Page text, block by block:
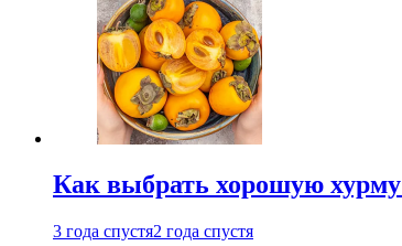
Как выбрать хорошую
3 года спустя2 года спустя